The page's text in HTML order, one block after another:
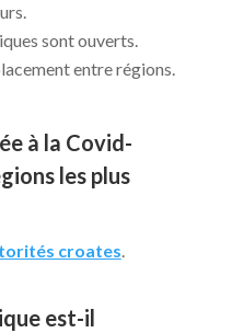
sont ouverts.
entre régions.
à la Covid-
les plus
croates.
est-il